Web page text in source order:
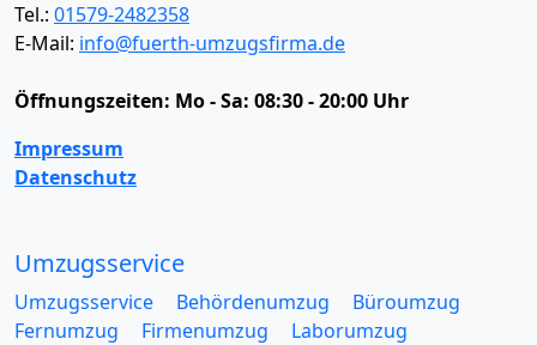
Tel.: 01579-2482358
E-Mail: info@fuerth-umzugsfirma.de
Öffnungszeiten: Mo - Sa: 08:30 - 20:00 Uhr
Impressum
Datenschutz
Umzugsservice
Umzugsservice Behördenumzug
Büroumzug
Fernumzug
Firmenumzug
Laborumzug